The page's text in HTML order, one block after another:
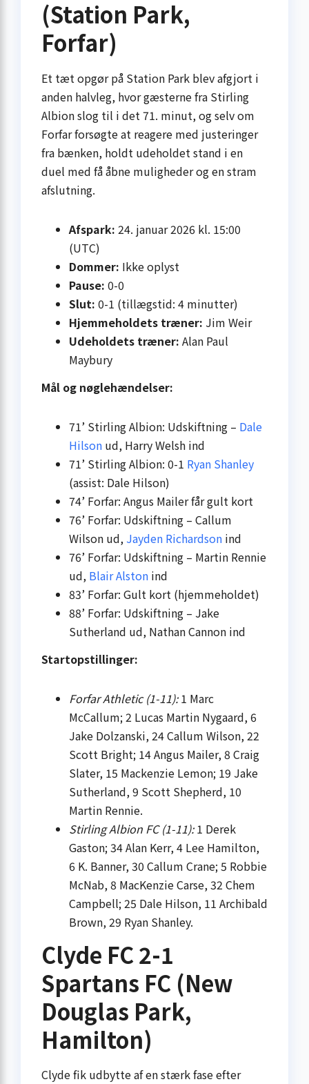
(Station Park,
Forfar)
Et tæt opgør på Station Park blev afgjort i
anden halvleg, hvor gæsterne fra Stirling
Albion slog til i det 71. minut, og selv om
Forfar forsøgte at reagere med justeringer
fra bænken, holdt udeholdet stand i en
duel med få åbne muligheder og en stram
afslutning.
Afspark: 24. januar 2026 kl. 15:00
(UTC)
Dommer: Ikke oplyst
Pause: 0-0
Slut: 0-1 (tillægstid: 4 minutter)
Hjemmeholdets træner: Jim Weir
Udeholdets træner: Alan Paul
Maybury
Mål og nøglehændelser:
71’ Stirling Albion: Udskiftning – Dale
Hilson ud, Harry Welsh ind
71’ Stirling Albion: 0-1 Ryan Shanley
(assist: Dale Hilson)
74’ Forfar: Angus Mailer får gult kort
76’ Forfar: Udskiftning – Callum
Wilson ud, Jayden Richardson ind
76’ Forfar: Udskiftning – Martin Rennie
ud, Blair Alston ind
83’ Forfar: Gult kort (hjemmeholdet)
88’ Forfar: Udskiftning – Jake
Sutherland ud, Nathan Cannon ind
Startopstillinger:
Forfar Athletic (1-11):1 Marc
McCallum; 2 Lucas Martin Nygaard, 6
Jake Dolzanski, 24 Callum Wilson, 22
Scott Bright; 14 Angus Mailer, 8 Craig
Slater, 15 Mackenzie Lemon; 19 Jake
Sutherland, 9 Scott Shepherd, 10
Martin Rennie.
Stirling Albion FC (1-11):1 Derek
Gaston; 34 Alan Kerr, 4 Lee Hamilton,
6 K. Banner, 30 Callum Crane; 5 Robbie
McNab, 8 MacKenzie Carse, 32 Chem
Campbell; 25 Dale Hilson, 11 Archibald
Brown, 29 Ryan Shanley.
Clyde FC 2-1
Spartans FC (New
Douglas Park,
Hamilton)
Clyde fik udbytte af en stærk fase efter